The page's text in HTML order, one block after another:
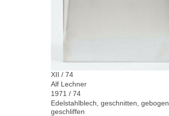
XII / 74
Alf Lechner
1971 / 74
Edelstahlblech, geschnitten, gebogen,
geschliffen